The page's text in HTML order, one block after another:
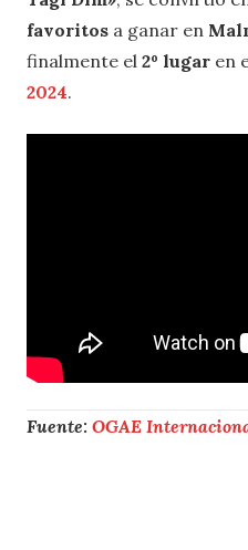
favoritos a ganar en
finalmente el 2º lugar en
2024.
Fuente: OGAE